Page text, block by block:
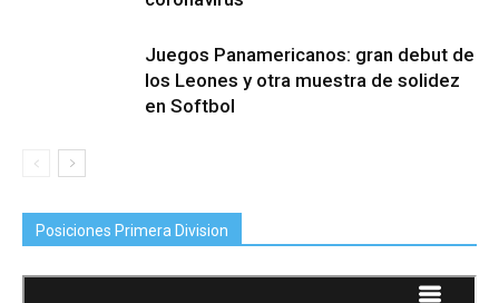
Juegos Panamericanos: gran debut de
los Leones y otra muestra de solidez
en Softbol
Posiciones Primera Division